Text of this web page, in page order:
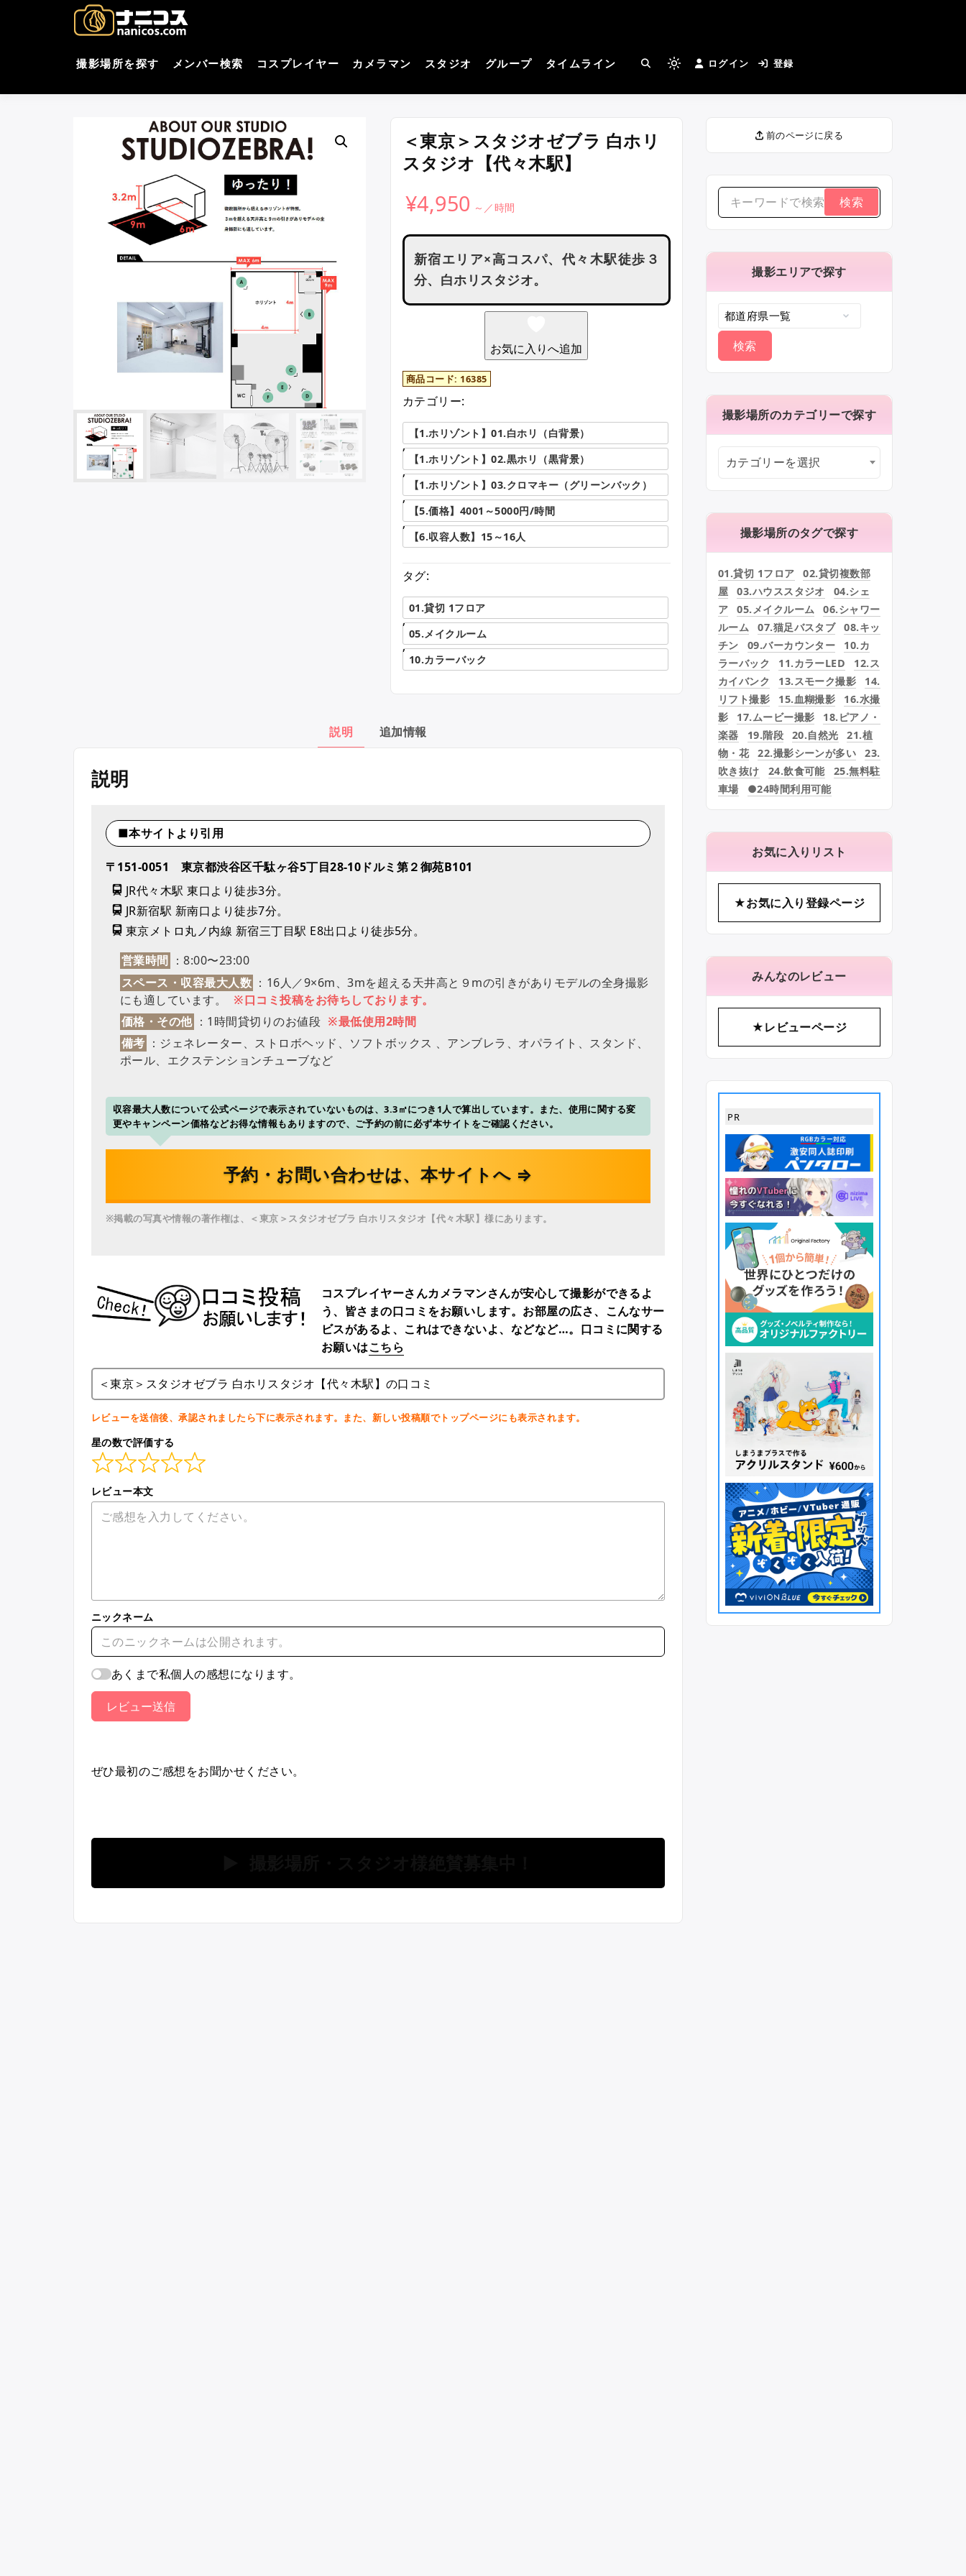
へ
コスプレ撮影サイト
撮影場所を探す メンバー検索 コスプレイヤー カメラマン スタジオ グループ タイムライン
Light
ログイン 登録
＜東京＞スタジオゼブラ 白ホリ
スタジオ【代々木駅】
¥4,950
新宿エリア×高コスパ、代々木駅徒歩３
分、白ホリスタジオ。
お気に入りへ追加
商品コード: 16385
カテゴリー:
【1.ホリゾント】01.白ホリ（白背景）
,
【1.ホリゾント】02.黒ホリ（黒背景）
,
【1.ホリゾント】03.クロマキー（グリーンバック）
,
【5.価格】4001～5000円/時間
,
【6.収容人数】15～16人
タグ:
01.貸切 1フロア
,
05.メイクルーム
,
10.カラーバック
説明 追加情報
説明
■本サイトより引用
〒151-0051 東京都渋谷区千駄ヶ谷5丁目28-10ドルミ第２御苑B101
JR代々木駅 東口より徒歩3分。
JR新宿駅 新南口より徒歩7分。
東京メトロ丸ノ内線 新宿三丁目駅 E8出口より徒歩5分。
営業時間 ：8:00〜23:00
スペース・収容最大人数 ：16人／9×6m、3mを超える天井高と９mの引きがありモデルの全身撮影
にも適しています。
※口コミ投稿をお待ちしております。
価格・その他 ：1時間貸切りのお値段 ※最低使用2時間
備考 ：ジェネレーター、ストロボヘッド、ソフトボックス 、アンブレラ、オパライト、スタンド、
ポール、エクステンションチューブなど
収容最大人数について公式ページで表示されていないものは、3.3㎡につき1人で算出しています。また、使用に関する変
更やキャンペーン価格などお得な情報もありますので、ご予約の前に必ず本サイトをご確認ください。
予約・お問い合わせは、本サイトへ ⇒
※掲載の写真や情報の著作権は、＜東京＞スタジオゼブラ 白ホリスタジオ【代々木駅】様にあります。
コスプレイヤーさんカメラマンさんが安心して撮影ができるよ
う、皆さまの口コミをお願いします。お部屋の広さ、こんなサー
ビスがあるよ、これはできないよ、などなど…。口コミに関する
お願いはこちら
＜東京＞スタジオゼブラ 白ホリスタジオ【代々木駅】の口コミ
レビューを送信後、承認されましたら下に表示されます。また、新しい投稿順でトップページにも表示されます。
星の数で評価する
レビュー本文
ニックネーム
あくまで私個人の感想になります。
レビュー送信
ぜひ最初のご感想をお聞かせください。
前のページに戻る
撮影エリアで探す
撮影場所のカテゴリーで探す
カテゴリーを選択
撮影場所のタグで探す
01.貸切 1フロア
02.貸切複数部
屋
03.ハウススタジオ
04.シェ
ア
05.メイクルーム
06.シャワー
ルーム
07.猫足バスタブ
08.キッ
チン
09.バーカウンター
10.カ
ラーバック
11.カラーLED
12.ス
カイバンク
13.スモーク撮影
14.
リフト撮影
15.血糊撮影
16.水撮
影
17.ムービー撮影
18.ピアノ・
楽器
19.階段 20.自然光
21.植
物・花
22.撮影シーンが多い
23.
吹き抜け
24.飲食可能
25.無料駐
車場
●24時間利用可能
お気に入りリスト
★お気に入り登録ページ
みんなのレビュー
★レビューページ
PR